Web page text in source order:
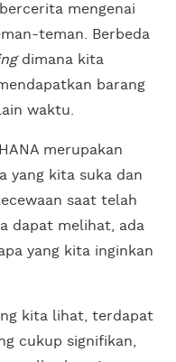
mengenai
teman. Berbeda
dimana kita
barang
waktu.
merupakan
yang kita suka dan
saat telah
dapat melihat, ada
yang kita inginkan
kita lihat, terdapat
cukup signifikan,